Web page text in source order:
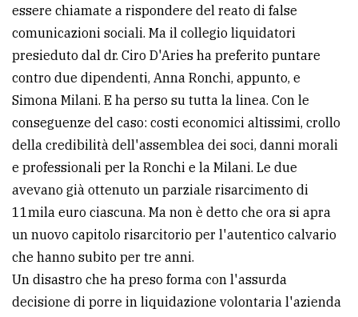
comune
Ricerca
avanzata
LE
ALTRE
TESTATE
Privacy
essere chiamate a rispondere del reato di false
comunicazioni sociali. Ma il collegio liquidatori
presieduto dal dr. Ciro D'Aries ha preferito puntare
contro due dipendenti, Anna Ronchi, appunto, e
Simona Milani. E ha perso su tutta la linea. Con le
conseguenze del caso: costi economici altissimi, crollo
della credibilità dell'assemblea dei soci, danni morali
e professionali per la Ronchi e la Milani. Le due
avevano già ottenuto un parziale risarcimento di
11mila euro ciascuna. Ma non è detto che ora si apra
un nuovo capitolo risarcitorio per l'autentico calvario
che hanno subito per tre anni.
Un disastro che ha preso forma con l'assurda
decisione di porre in liquidazione volontaria l'azienda